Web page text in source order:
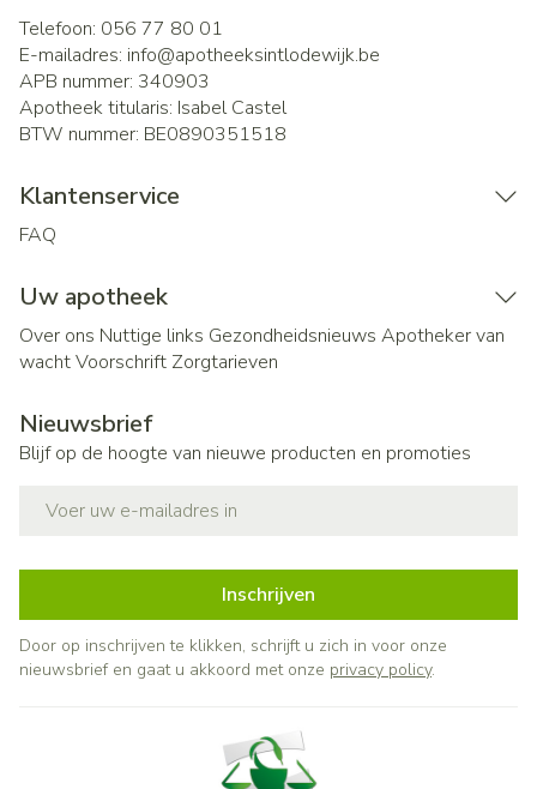
Telefoon: 056 77 80 01
E-mailadres: info@apotheeksintlodewijk.be
APB nummer: 340903
Apotheek titularis: Isabel Castel
BTW nummer: BE0890351518
Klantenservice
FAQ
Uw apotheek
Over ons Nuttige links Gezondheidsnieuws Apotheker van
wachtVoorschrift Zorgtarieven
Nieuwsbrief
Blijf op de hoogte van nieuwe producten en promoties
Inschrijven
Door op inschrijven te klikken, schrijft u zich in voor onze
nieuwsbrief en gaat u akkoord met onze privacy policy.